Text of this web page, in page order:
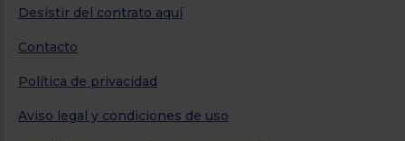
Desistir del contrato aquí
Contacto
Política de privacidad
Aviso legal y condiciones de uso